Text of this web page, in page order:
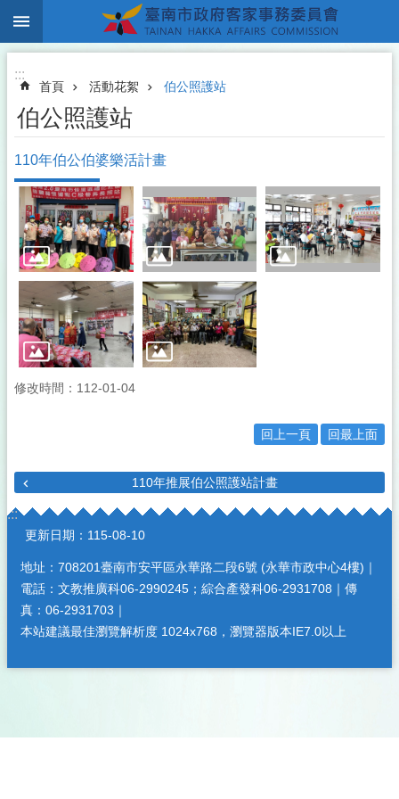
跳到主要內容區塊
:::
首頁 活動花絮 伯公照護站
伯公照護站
110年伯公伯婆樂活計畫
修改時間：112-01-04
回上一頁 回最上面
110年推展伯公照護站計畫
:::
更新日期： 115-08-10
地址：708201臺南市安平區永華路二段6號 (永華市政中心4樓)｜
電話：文教推廣科06-2990245；綜合產發科06-2931708｜傳
真：06-2931703｜
本站建議最佳瀏覽解析度 1024x768，瀏覽器版本IE7.0以上